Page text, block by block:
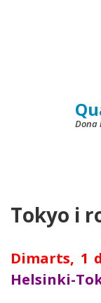
Dona
Tokyo i
Dimarts, 1
Helsinki-